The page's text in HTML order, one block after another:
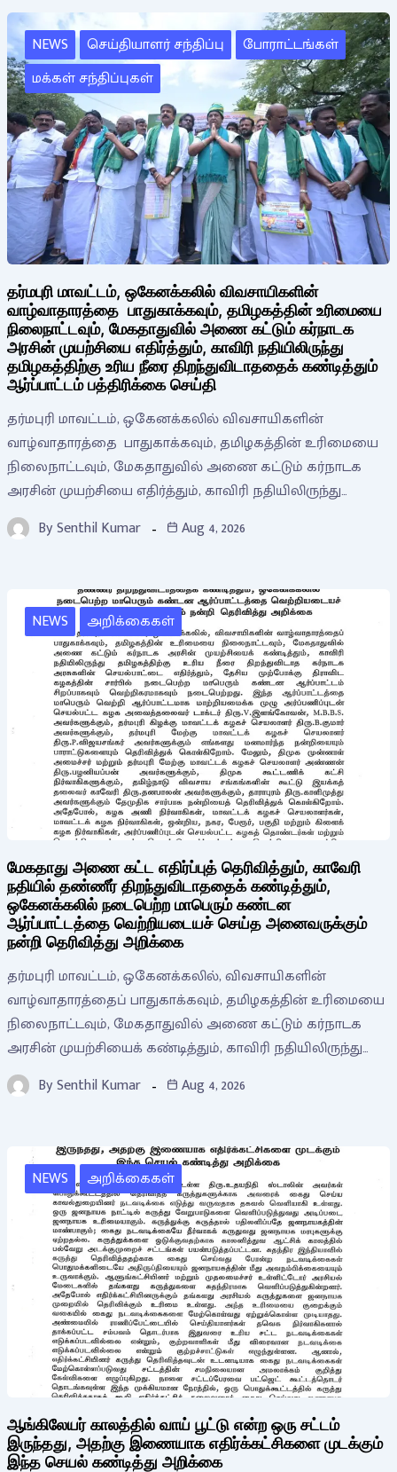
NEWS செய்தியாளர் சந்திப்பு
போராட்டங்கள்
மக்கள் சந்திப்புகள்
தர்மபுரி மாவட்டம், ஒகேனக்கலில் விவசாயிகளின்
வாழ்வாதாரத்தை பாதுகாக்கவும், தமிழகத்தின் உரிமையை
நிலைநாட்டவும், மேகதாதுவில் அணை கட்டும் கர்நாடக
அரசின் முயற்சியை எதிர்த்தும், காவிரி நதியிலிருந்து
தமிழகத்திற்கு உரிய நீரை திறந்துவிடாததைக் கண்டித்தும்
ஆர்ப்பாட்டம் பத்திரிக்கை செய்தி
தர்மபுரி மாவட்டம், ஒகேனக்கலில் விவசாயிகளின்
வாழ்வாதாரத்தை பாதுகாக்கவும், தமிழகத்தின் உரிமையை
நிலைநாட்டவும், மேகதாதுவில் அணை கட்டும் கர்நாடக
அரசின் முயற்சியை எதிர்த்தும், காவிரி நதியிலிருந்து…
BySenthil Kumar Aug 4, 2026
NEWS அறிக்கைகள்
மேகதாது அணை கட்ட எதிர்ப்புத் தெரிவித்தும், காவேரி
நதியில் தண்ணீர் திறந்துவிடாததைக் கண்டித்தும்,
ஒகேனக்கலில் நடைபெற்ற மாபெரும் கண்டன
ஆர்ப்பாட்டத்தை வெற்றியடையச் செய்த அனைவருக்கும்
நன்றி தெரிவித்து அறிக்கை
தர்மபுரி மாவட்டம், ஒகேனக்கலில், விவசாயிகளின்
வாழ்வாதாரத்தைப் பாதுகாக்கவும், தமிழகத்தின் உரிமையை
நிலைநாட்டவும், மேகதாதுவில் அணை கட்டும் கர்நாடக
அரசின் முயற்சியைக் கண்டித்தும், காவிரி நதியிலிருந்து…
BySenthil Kumar Aug 4, 2026
NEWS அறிக்கைகள்
ஆங்கிலேயர் காலத்தில் வாய் பூட்டு என்ற ஒரு சட்டம்
இருந்தது, அதற்கு இணையாக எதிர்க்கட்சிகளை முடக்கும்
இந்த செயல் கண்டித்து அறிக்கை